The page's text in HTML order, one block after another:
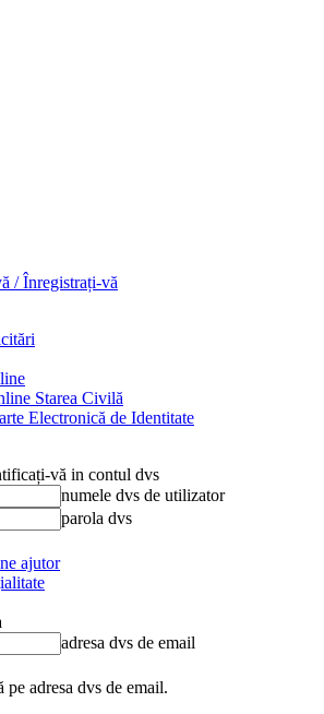
/ Înregistrați-vă
Starea Civilă
Electronică de Identitate
vă in contul dvs
numele dvs de utilizator
parola dvs
ajutor
adresa dvs de email
adresa dvs de email.